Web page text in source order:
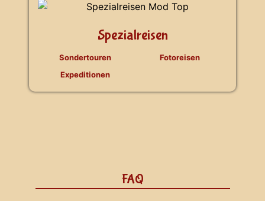
Spezialreisen
Sondertouren
Expeditionen
Fotoreisen
FAQ